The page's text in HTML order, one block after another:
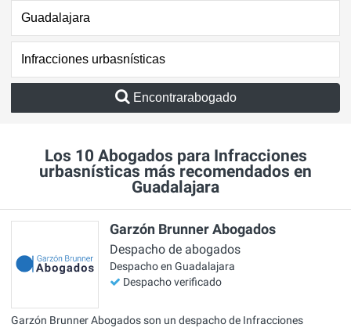
Encontrarabogado
Los 10 Abogados para Infracciones
urbasnísticas más recomendados en
Guadalajara
Garzón Brunner Abogados
Despacho de abogados
Despacho en Guadalajara
Despacho verificado
Garzón Brunner Abogados son un despacho de Infracciones